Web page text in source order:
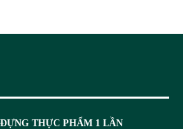
THỰC PHẨM 1 LẦN